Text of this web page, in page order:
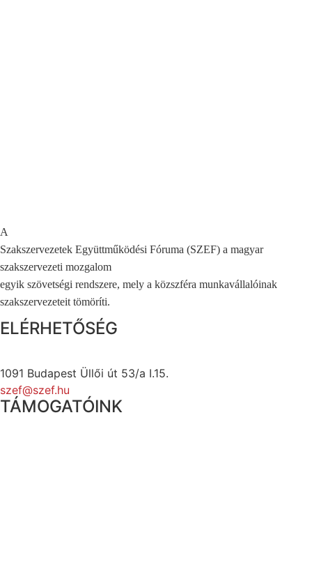
A
Szakszervezetek Együttműködési Fóruma (SZEF) a magyar
szakszervezeti mozgalom
egyik szövetségi rendszere, mely a közszféra munkavállalóinak
szakszervezeteit tömöríti.
ELÉRHETŐSÉG
1091 Budapest Üllői út 53/a I.15.
szef@szef.hu
TÁMOGATÓINK